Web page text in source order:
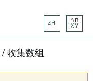
ZH
AB
XY
收集数组